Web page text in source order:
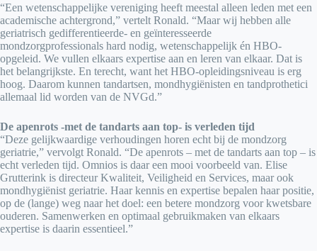
“Een wetenschappelijke vereniging heeft meestal alleen leden met een
academische achtergrond,” vertelt Ronald. “Maar wij hebben alle
geriatrisch gedifferentieerde- en geïnteresseerde
mondzorgprofessionals hard nodig, wetenschappelijk én HBO-
opgeleid. We vullen elkaars expertise aan en leren van elkaar. Dat is
het belangrijkste. En terecht, want het HBO-opleidingsniveau is erg
hoog. Daarom kunnen tandartsen, mondhygiënisten en tandprothetici
allemaal lid worden van de NVGd.”
De apenrots -met de tandarts aan top- is verleden tijd
“Deze gelijkwaardige verhoudingen horen echt bij de mondzorg
geriatrie,” vervolgt Ronald. “De apenrots – met de tandarts aan top – is
echt verleden tijd. Omnios is daar een mooi voorbeeld van. Elise
Grutterink is directeur Kwaliteit, Veiligheid en Services, maar ook
mondhygiënist geriatrie. Haar kennis en expertise bepalen haar positie,
op de (lange) weg naar het doel: een betere mondzorg voor kwetsbare
ouderen. Samenwerken en optimaal gebruikmaken van elkaars
expertise is daarin essentieel.”